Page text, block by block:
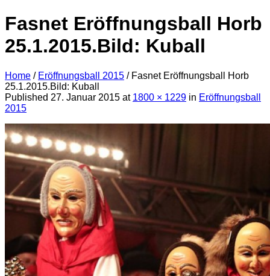
Fasnet Eröffnungsball Horb
25.1.2015.Bild: Kuball
Home / Eröffnungsball 2015 / Fasnet Eröffnungsball Horb
25.1.2015.Bild: Kuball
Published 27. Januar 2015 at 1800 × 1229 in Eröffnungsball
2015